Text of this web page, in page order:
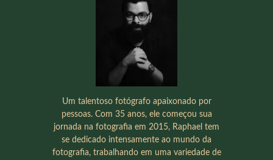
Um talentoso fotógrafo apaixonado por
pessoas. Com 35 anos, ele começou sua
jornada na fotografia em 2015, Raphael tem
se dedicado intensamente ao mundo da
fotografia, trabalhando em uma variedade de